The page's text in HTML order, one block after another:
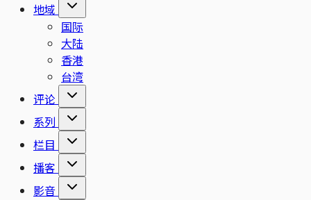
地域
国际
大陆
香港
台湾
评论
系列
栏目
播客
影音